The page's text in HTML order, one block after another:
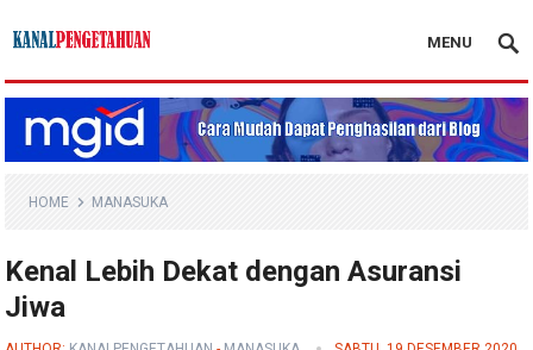
Kanal Pengetahuan
MENU
HOME MANASUKA
Kenal Lebih Dekat dengan Asuransi
Jiwa